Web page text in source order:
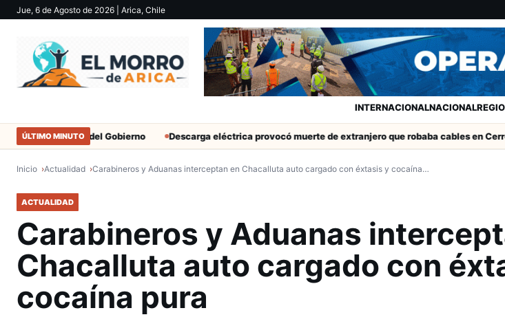
Jue, 6 de Agosto de 2026 | Arica, Chile
INTERNACIONALNACIONAL
ÚLTIMO MINUTO
del Gobierno Descarga eléctrica provocó muerte de extranjero que robaba cables en Cerro Chuño
Inicio Actualidad Carabineros y Aduanas interceptan en Chacalluta auto cargado con éxtasis y cocaína…
ACTUALIDAD
Carabineros y Aduanas
Chacalluta auto cargado con
cocaína pura